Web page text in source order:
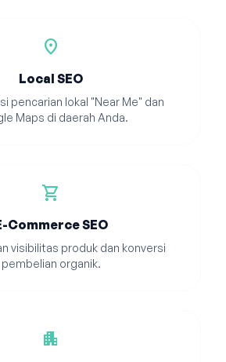
location_on
Local SEO
pencarian lokal "Near Me" dan
Maps di daerah Anda.
shopping_cart
Commerce SEO
visibilitas produk dan konversi
pembelian organik.
apartment